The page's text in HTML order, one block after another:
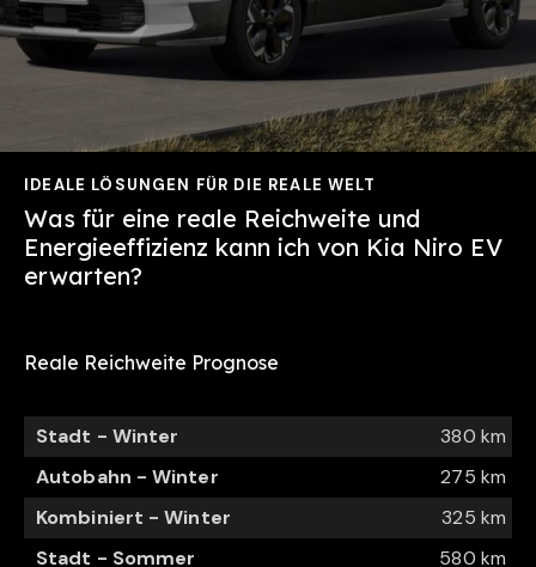
IDEALE LÖSUNGEN FÜR DIE REALE WELT
Was für eine reale Reichweite und
Energieeffizienz kann ich von Kia Niro EV
erwarten?
Reale Reichweite Prognose
Stadt - Winter
380 km
Autobahn - Winter
275 km
Kombiniert - Winter
325 km
Stadt - Sommer
580 km